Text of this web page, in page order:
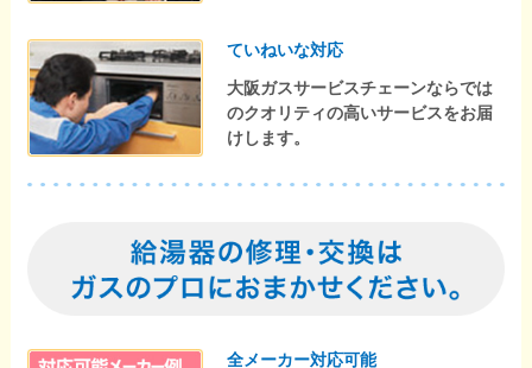
ていねいな対応
大阪ガスサービスチェーンならでは
のクオリティの高いサービスをお届
けします。
全メーカー対応可能